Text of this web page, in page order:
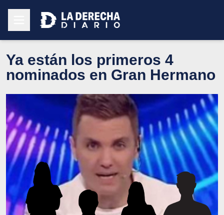
Ya están los primeros 4
nominados en Gran Hermano